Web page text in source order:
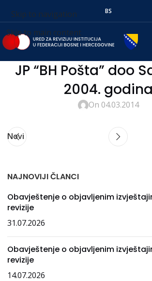
Skip to navigation
Skip to main content
BS
JP “BH Pošta” doo
2004. godina
On 04.03.2014
Novi
NAJNOVIJI ČLANCI
Obavještenje o objavljenim
revizije
31.07.2026
Obavještenje o objavljenim
revizije
14.07.2026